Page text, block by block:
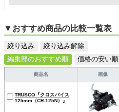
▼おすすめ商品の比較一覧表
絞り込み
絞り込み解除
編集部のおすすめ順
価格の安い順
商品名 画像
TRUSCO『クロスバイス
125mm（CR-125N）』